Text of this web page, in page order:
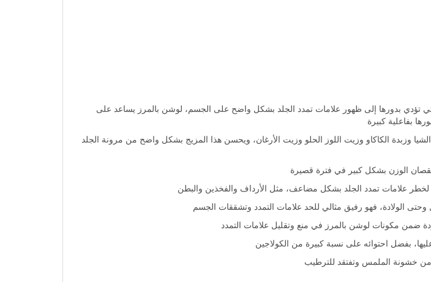
تؤدي بدورها إلى ظهور علامات تمدد الجلد بشكل واضح على الجسم، لوشن بالمرز يساعد على
بفاعلية كبيرة
وزبدة الكاكاو وزيت اللوز الحلو وزيت الأرغان، ويحسن هذا المزيج بشكل واضح من مرونة الجلد
الوزن بشكل كبير في فترة قصيرة
الولادة، فهو رفيق مثالي للحد علامات التمدد وتشققات الجسم
بفضل احتوائه على نسبة كبيرة من الكولاجين
من خشونة الملمس وتفتقد للترطيب